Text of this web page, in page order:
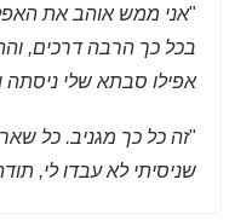
"אני ממש אוהב את
בכל כך הרבה דרכים,
אפילו סבתא שלי ניסתה
"זה כל כך מגניב. כל שאר
שניסיתי לא עבדו לי,